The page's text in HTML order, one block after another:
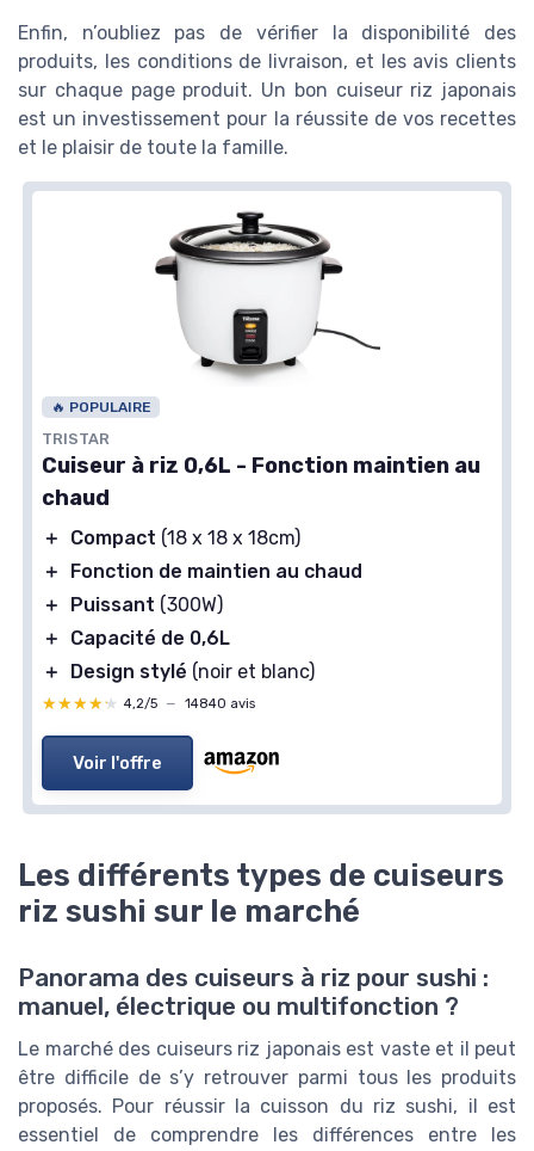
Enfin, n’oubliez pas de vérifier la disponibilité des
produits, les conditions de livraison, et les avis clients
sur chaque page produit. Un bon cuiseur riz japonais
est un investissement pour la réussite de vos recettes
et le plaisir de toute la famille.
🔥 POPULAIRE
TRISTAR
Cuiseur à riz 0,6L - Fonction maintien au
chaud
＋ Compact (18 x 18 x 18cm)
＋
Fonction de maintien au chaud
＋
Puissant (300W)
＋
Capacité de 0,6L
＋
Design stylé (noir et blanc)
★★★★★
★★★★★ 4,2/5 — 14840 avis
Voir l'offre
Les différents types de cuiseurs
riz sushi sur le marché
Panorama des cuiseurs à riz pour sushi :
manuel, électrique ou multifonction ?
Le marché des cuiseurs riz japonais est vaste et il peut
être difficile de s’y retrouver parmi tous les produits
proposés. Pour réussir la cuisson du riz sushi, il est
essentiel de comprendre les différences entre les